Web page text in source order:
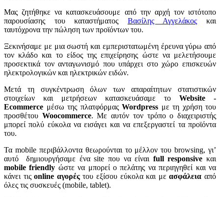
Μας ζητήθηκε να κατασκευάσουμε από την αρχή τον ιστότοπο
παρουσίασης του καταστήματος Βασίλης Αγγελάκος και
ταυτόχρονα την πώληση των προϊόντων του.
Ξεκινήσαμε με μια σωστή και εμπεριστατωμένη έρευνα γύρω από
τον κλάδο και το είδος της επιχείρησης ώστε να μελετήσουμε
προσεκτικά τον ανταγωνισμό που υπάρχει στο χώρο επισκευών
ηλεκτρολογικών και ηλεκτρικών ειδών.
Μετά τη συγκέντρωση όλων των απαραίτητων στατιστικών
στοιχείων και μετρήσεων κατασκευάσαμε το Website -
Ecommerce μέσω της πλατφόρμαςWordpress με τη χρήση του
προσθέτου Woocommerce. Με αυτόν τον τρόπο ο διαχειριστής
μπορεί πολύ εύκολα να εισάγει και να επεξεργαστεί τα προϊόντα
του.
Τα mobileπεριβάλλοντα θεωρούνται το μέλλον τουbrowsing, γι’
αυτό δημιουργήσαμε ένα site που να είναι full responsive και
mobile friendly ώστε να μπορεί ο πελάτης να περιηγηθεί και να
κάνει τιςonline αγορέςτου εξίσου εύκολα και μεασφάλεια από
όλες τις συσκευές (mobile, tablet).